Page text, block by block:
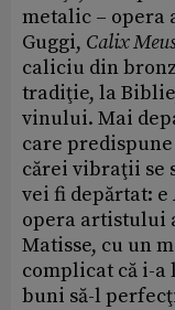
metalic –
Guggi, Calix
caliciu din
tradiţie, la
vinului. Mai
care
cărei vibraţii se
vei fi depărtat: e
opera artistului
Matisse, cu un
complicat că i-
buni să-l